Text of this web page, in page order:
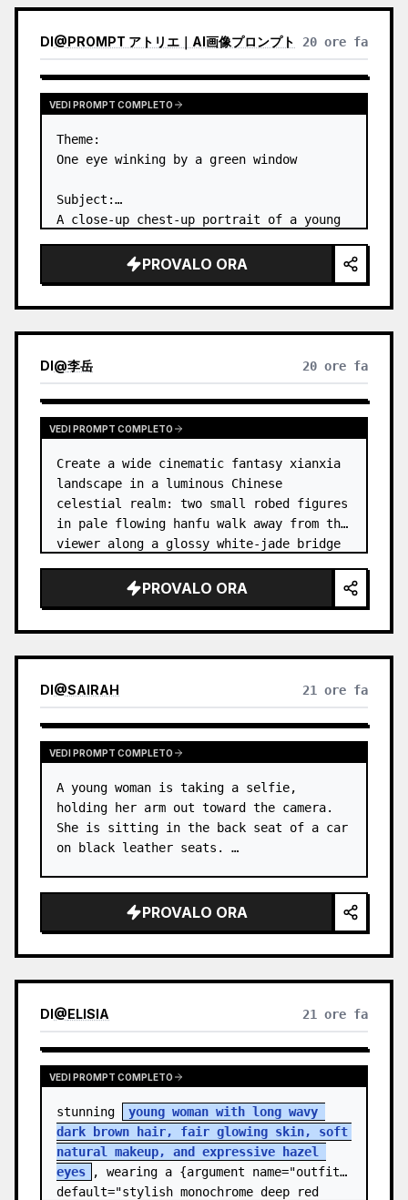
DI@PROMPT アトリエ｜AI画像プロンプト 20 ore fa
VEDI PROMPT COMPLETO
Theme:
One eye winking by a green window
Subject:
A close-up chest-up portrait of a young
leaning her cheek on one hand and
smiling with one eye closed at a wooden
PROVALO ORA
DI@李岳 20 ore fa
VEDI PROMPT COMPLETO
Create a wide cinematic fantasy xianxia
landscape in a luminous Chinese
celestial realm: two small robed figures
in pale flowing hanfu walk away from the
viewer along a glossy white-jade bridge
rising from a mirror-still l…
PROVALO ORA
DI@SAIRAH 21 ore fa
VEDI PROMPT COMPLETO
A young woman is taking a selfie,
holding her arm out toward the camera.
She is sitting in the back seat of a car
on black leather seats. …
PROVALO ORA
DI@ELISIA 21 ore fa
VEDI PROMPT COMPLETO
stunning
young woman with long wavy
dark brown hair, fair glowing skin, soft
natural makeup, and expressive hazel
eyes
, wearing a {argument name="outfit"
default="stylish monochrome deep red